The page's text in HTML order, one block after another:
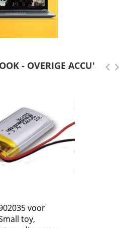
- OVERIGE ACCU'S
voor
toy,